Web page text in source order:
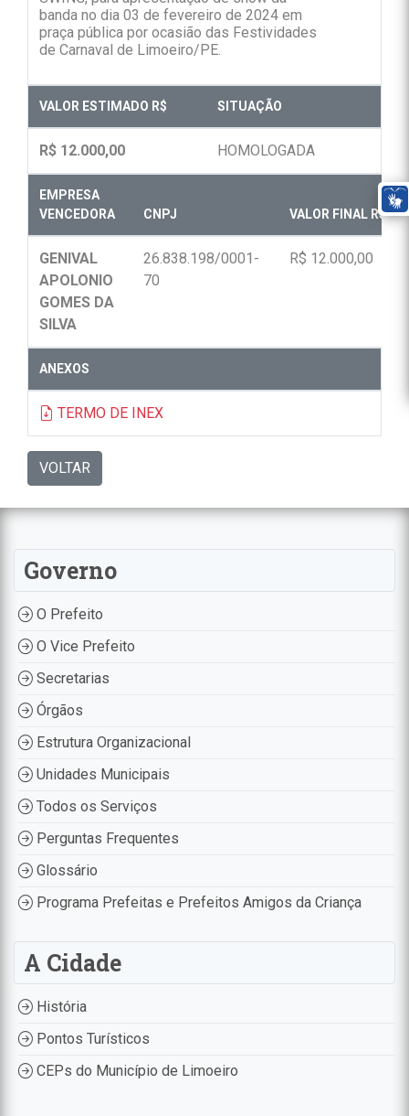
banda no dia 03 de fevereiro de 2024 em
praça pública por ocasião das Festividades
de Carnaval de Limoeiro/PE.
VALOR ESTIMADO R$ SITUAÇÃO
R$ 12.000,00 HOMOLOGADA
EMPRESA
VENCEDORA
CNPJ VALOR FINAL R$
GENIVAL
APOLONIO
GOMES DA
SILVA
26.838.198/0001-
70
R$ 12.000,00
ANEXOS
TERMO DE INEX
VOLTAR
Governo
O Prefeito
O Vice Prefeito
Secretarias
Órgãos
Estrutura Organizacional
Unidades Municipais
Todos os Serviços
Perguntas Frequentes
Glossário
Programa Prefeitas e Prefeitos Amigos da Criança
A Cidade
História
Pontos Turísticos
CEPs do Município de Limoeiro